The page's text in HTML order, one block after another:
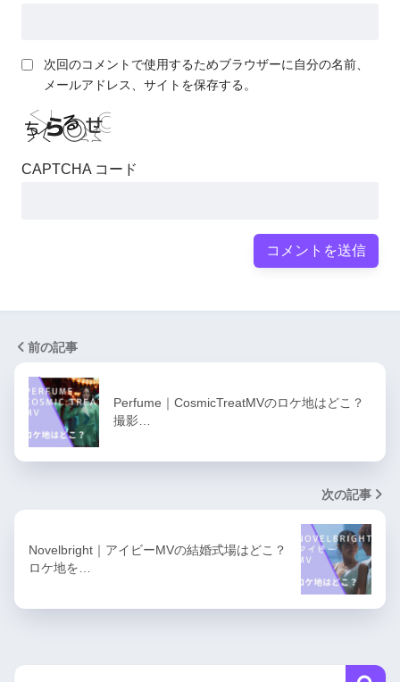
次回のコメントで使用するためブラウザーに自分の名前、
メールアドレス、サイトを保存する。
CAPTCHA コード
前の記事
Perfume｜CosmicTreatMVのロケ地はどこ？
撮影…
次の記事
Novelbright｜アイビーMVの結婚式場はどこ？
ロケ地を…